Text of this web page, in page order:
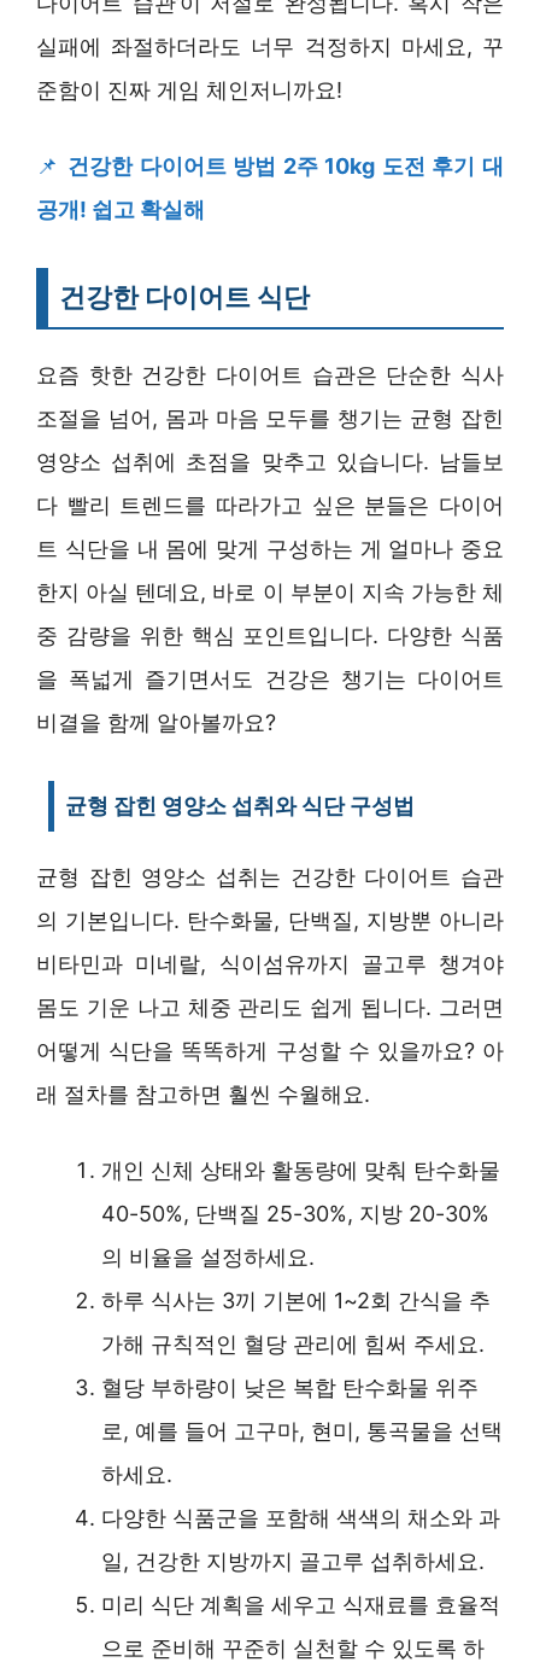
실패에 좌절하더라도 너무 걱정하지 마세요, 꾸
준함이 진짜 게임 체인저니까요!
📌 건강한 다이어트 방법 2주 10kg 도전 후기 대
공개! 쉽고 확실해
건강한 다이어트 식단
요즘 핫한 건강한 다이어트 습관은 단순한 식사
조절을 넘어, 몸과 마음 모두를 챙기는 균형 잡힌
영양소 섭취에 초점을 맞추고 있습니다. 남들보
다 빨리 트렌드를 따라가고 싶은 분들은 다이어
트 식단을 내 몸에 맞게 구성하는 게 얼마나 중요
한지 아실 텐데요, 바로 이 부분이 지속 가능한 체
중 감량을 위한 핵심 포인트입니다. 다양한 식품
을 폭넓게 즐기면서도 건강은 챙기는 다이어트
비결을 함께 알아볼까요?
균형 잡힌 영양소 섭취와 식단 구성법
균형 잡힌 영양소 섭취는 건강한 다이어트 습관
의 기본입니다. 탄수화물, 단백질, 지방뿐 아니라
비타민과 미네랄, 식이섬유까지 골고루 챙겨야
몸도 기운 나고 체중 관리도 쉽게 됩니다. 그러면
어떻게 식단을 똑똑하게 구성할 수 있을까요? 아
래 절차를 참고하면 훨씬 수월해요.
개인 신체 상태와 활동량에 맞춰 탄수화물
40-50%, 단백질 25-30%, 지방 20-30%
의 비율을 설정하세요.
하루 식사는 3끼 기본에 1~2회 간식을 추
가해 규칙적인 혈당 관리에 힘써 주세요.
혈당 부하량이 낮은 복합 탄수화물 위주
로, 예를 들어 고구마, 현미, 통곡물을 선택
하세요.
다양한 식품군을 포함해 색색의 채소와 과
일, 건강한 지방까지 골고루 섭취하세요.
미리 식단 계획을 세우고 식재료를 효율적
으로 준비해 꾸준히 실천할 수 있도록 하